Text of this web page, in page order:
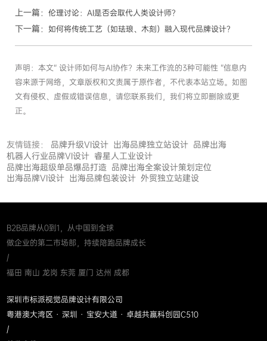
上一篇： 伦理讨论：AI是否会取代人类设计师？
下一篇： 如何将传统工艺（如珐琅、木刻）融入现代品牌设计？
声明：本文“ 设计师如何与AI协作？未来工作流的3种可能性 ”信息内
容来源于网络，文章版权和文责属于原作者，不代表本站立场。如图
文有侵权、虚假或错误信息，请您联系我们，我们将立即删除或更
正。
友情链接： 品牌升级VI设计 出海品牌独立站设计 品牌出海
机器人行业品牌VI设计 睿星人工业设计
品牌出海超级单品爆品打造 品牌出海全案设计策划定位
出海品牌VI设计 出海品牌包装设计 外贸独立站建设
B2B品牌从0到1，从中国到全球
做企业的第二市场部，持续陪跑品牌成长
/
福田 南山 龙岗 东莞 厦门 达州 成都
深圳市标派视觉品牌设计有限公司
粤港澳大湾区 · 深圳 · 宝安大道 · 卓越共赢科创园C510
/